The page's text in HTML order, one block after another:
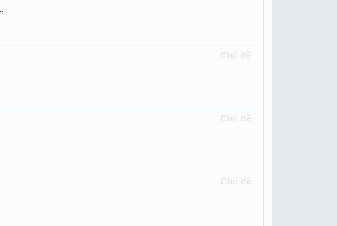
Chủ đề
Chủ đề
Chủ đề